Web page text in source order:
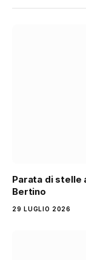
Parata di stelle
Bertino
29 LUGLIO 2026